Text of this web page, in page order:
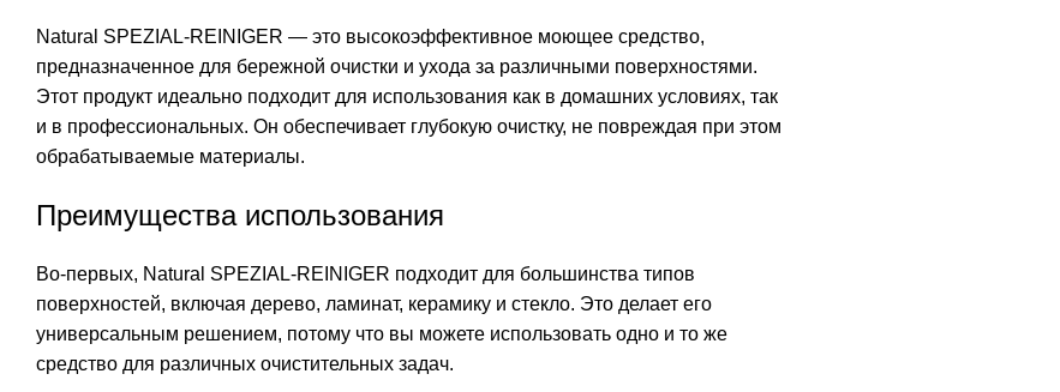
Natural SPEZIAL-REINIGER — это высокоэффективное моющее средство,
предназначенное для бережной очистки и ухода за различными поверхностями.
Этот продукт идеально подходит для использования как в домашних условиях, так
и в профессиональных. Он обеспечивает глубокую очистку, не повреждая при этом
обрабатываемые материалы.
Преимущества использования
Во-первых, Natural SPEZIAL-REINIGER подходит для большинства типов
поверхностей, включая дерево, ламинат, керамику и стекло. Это делает его
универсальным решением, потому что вы можете использовать одно и то же
средство для различных очистительных задач.